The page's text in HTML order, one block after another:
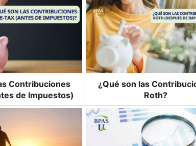
Contribuciones
de Impuestos)
¿Qué son las
Roth?